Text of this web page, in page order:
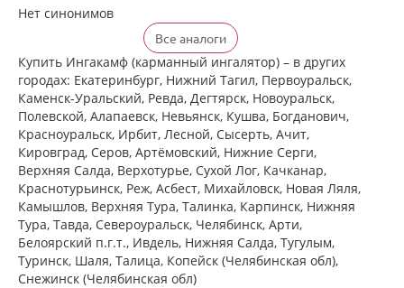
Нет синонимов
Все аналоги
Купить Ингакамф (карманный ингалятор) – в других
городах: Екатеринбург, Нижний Тагил, Первоуральск,
Каменск-Уральский, Ревда, Дегтярск, Новоуральск,
Полевской, Алапаевск, Невьянск, Кушва, Богданович,
Красноуральск, Ирбит, Лесной, Сысерть, Ачит,
Кировград, Серов, Артёмовский, Нижние Cерги,
Верхняя Салда, Верхотурье, Сухой Лог, Качканар,
Краснотурьинск, Реж, Асбест, Михайловск, Новая Ляля,
Камышлов, Верхняя Тура, Талинка, Карпинск, Нижняя
Тура, Тавда, Североуральск, Челябинск, Арти,
Белоярский п.г.т., Ивдель, Нижняя Салда, Тугулым,
Туринск, Шаля, Талица, Копейск (Челябинская обл),
Снежинск (Челябинская обл)